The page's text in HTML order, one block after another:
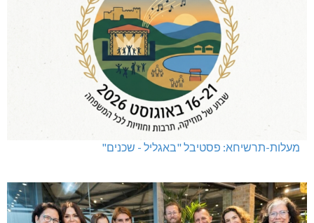
מעלות-תרשיחא: פסטיבל "באגליל - שכנים"